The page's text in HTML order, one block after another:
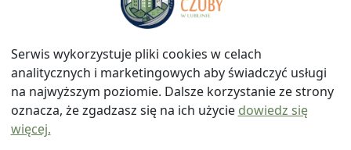
uchwałą w sprawie osobiście go dotyczącej.
Głosowanie odbywa się jawnie, o ile przepisy
ustawy lub Statutu nie stanowią inaczej. Na
wniosek członka, Rada Nadzorcza może
postanowić o przeprowadzeniu głosowania
tajnego.
Wybory i odwołanie Członków Zarządu
odbywają się w głosowaniu tajnym, na
Serwis wykorzystuje pliki cookies w celach
analitycznych i marketingowych aby świadczyć usługi
na najwyższym poziomie. Dalsze korzystanie ze strony
oznacza, że zgadzasz się na ich użycie dowiedz się
więcej.